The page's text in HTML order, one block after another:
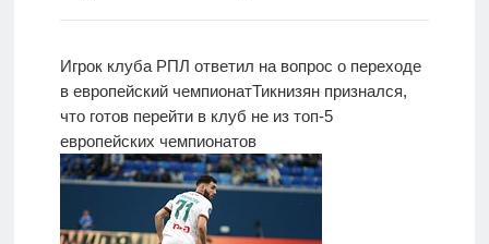
О
нас
Версия для
слабовидящих
Игрок клуба РПЛ ответил на вопрос о переходе
в европейский чемпионатТикнизян признался,
что готов перейти в клуб не из топ-5
европейских чемпионатов